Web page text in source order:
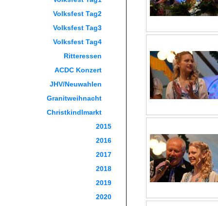
Volksfest Tag2
Volksfest Tag3
Volksfest Tag4
Ritteressen
ACDC Konzert
JHV/Neuwahlen
Granitweihnacht
Christkindlmarkt
2015
2016
2017
2018
2019
2020